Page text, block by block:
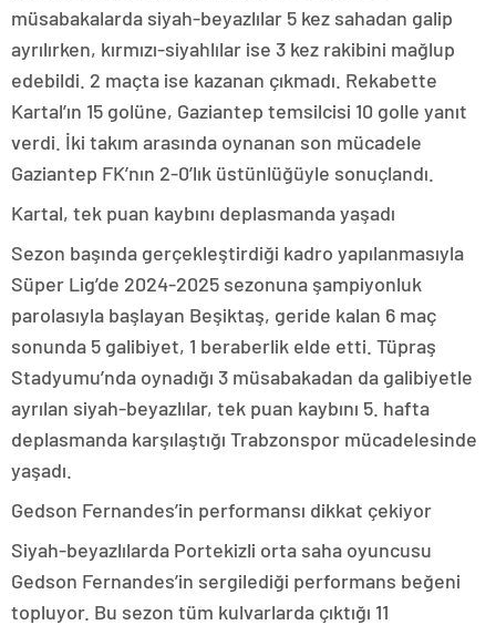
müsabakalarda siyah-beyazlılar 5 kez sahadan galip
ayrılırken, kırmızı-siyahlılar ise 3 kez rakibini mağlup
edebildi. 2 maçta ise kazanan çıkmadı. Rekabette
Kartal’ın 15 golüne, Gaziantep temsilcisi 10 golle yanıt
verdi. İki takım arasında oynanan son mücadele
Gaziantep FK’nın 2-0’lık üstünlüğüyle sonuçlandı.
Kartal, tek puan kaybını deplasmanda yaşadı
Sezon başında gerçekleştirdiği kadro yapılanmasıyla
Süper Lig’de 2024-2025 sezonuna şampiyonluk
parolasıyla başlayan Beşiktaş, geride kalan 6 maç
sonunda 5 galibiyet, 1 beraberlik elde etti. Tüpraş
Stadyumu’nda oynadığı 3 müsabakadan da galibiyetle
ayrılan siyah-beyazlılar, tek puan kaybını 5. hafta
deplasmanda karşılaştığı Trabzonspor mücadelesinde
yaşadı.
Gedson Fernandes’in performansı dikkat çekiyor
Siyah-beyazlılarda Portekizli orta saha oyuncusu
Gedson Fernandes’in sergilediği performans beğeni
topluyor. Bu sezon tüm kulvarlarda çıktığı 11